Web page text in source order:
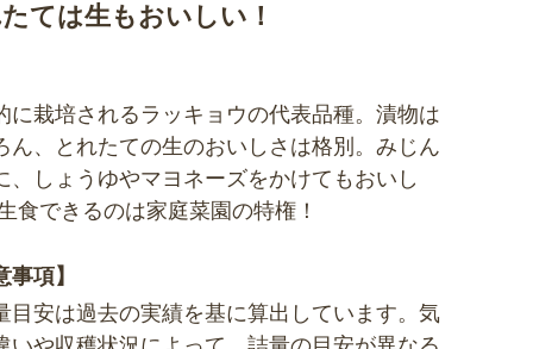
ては生もおいしい！
に栽培されるラッキョウの代表品種。漬物は
ん、とれたての生のおいしさは格別。みじん
、しょうゆやマヨネーズをかけてもおいし
食できるのは家庭菜園の特権！
事項】
目安は過去の実績を基に算出しています。気